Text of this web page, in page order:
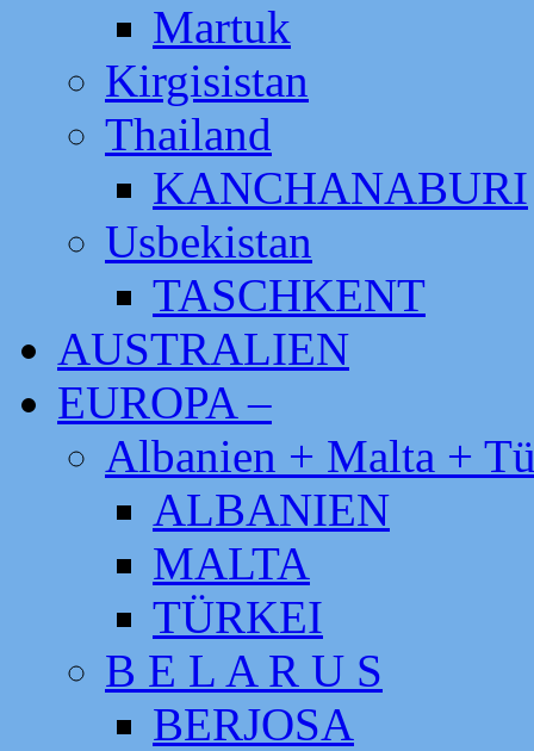
Martuk
Kirgisistan
Thailand
KANCHANABURI
Usbekistan
TASCHKENT
AUSTRALIEN
EUROPA –
Albanien + Malta +
ALBANIEN
MALTA
TÜRKEI
B E L A R U S
BERJOSA